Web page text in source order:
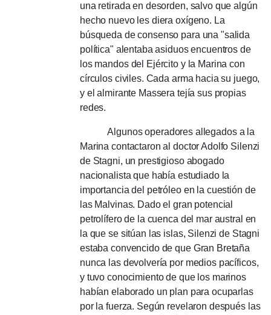
una retirada en desorden, salvo que algún
hecho nuevo les diera oxígeno. La
búsqueda de consenso para una "salida
política" alentaba asiduos encuentros de
los mandos del Ejército y la Marina con
círculos civiles. Cada arma hacia su juego,
y el almirante Massera tejía sus propias
redes.
Algunos operadores allegados a la
Marina contactaron al doctor Adolfo Silenzi
de Stagni, un prestigioso abogado
nacionalista que había estudiado la
importancia del petróleo en la cuestión de
las Malvinas. Dado el gran potencial
petrolífero de la cuenca del mar austral en
la que se sitúan las islas, Silenzi de Stagni
estaba convencido de que Gran Bretaña
nunca las devolvería por medios pacíficos,
y tuvo conocimiento de que los marinos
habían elaborado un plan para ocuparlas
por la fuerza. Según revelaron después las